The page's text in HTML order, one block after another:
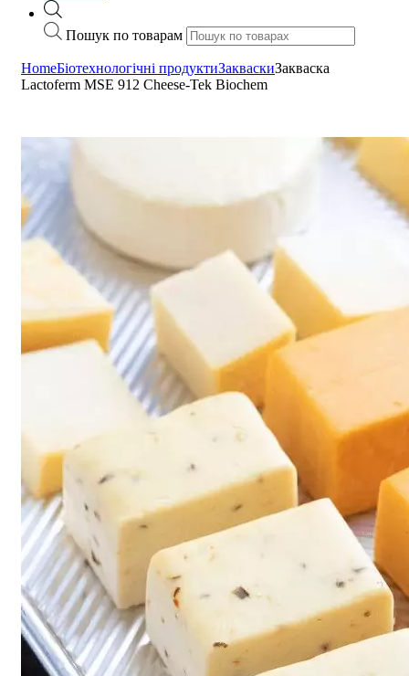
Пошук по товарам
HomeБіотехнологічні продуктиЗакваскиЗакваска
Lactoferm MSE 912 Cheese-Tek Biochem